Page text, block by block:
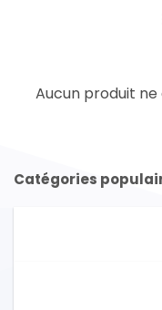
Aucun produit
Catégories